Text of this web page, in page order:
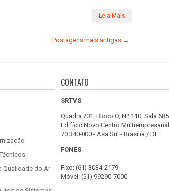
Leia Mais
Postagens mais antigas →
Qualidade do Ar
CONTATO
SRTVS
Quadra 701, Bloco O, Nº 110, Sala 685
Edifício Novo Centro Multiempresarial
70.340-000 - Asa Sul - Brasília / DF
FONES
Fixo: (61) 3034-2179
Móvel: (61) 99290-7000